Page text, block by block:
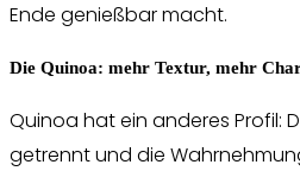
Ende genießbar macht.
Die Quinoa: mehr Textur, mehr
Quinoa hat ein anderes Profil:
getrennt und die